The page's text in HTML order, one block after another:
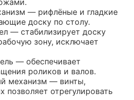
— рифлёные и гладкие
доску по столу.
— стабилизирует доску
зону, исключает
— обеспечивает
роликов и валов.
механизм — винты,
позволяет отрегулировать